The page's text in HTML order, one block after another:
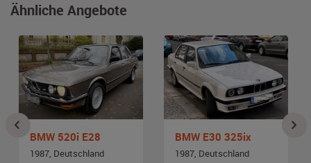
Ähnliche Angebote
BMW 520i E28
1987, Deutschland
BMW E30 325ix
1987, Deutschland